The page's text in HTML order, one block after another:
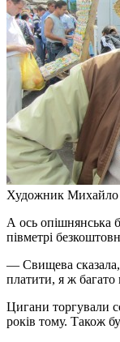
Художник Михайло
А ось опішнянська
півметрі
— Свищева
платити, я ж багато
Цигани торгували
років тому. Також